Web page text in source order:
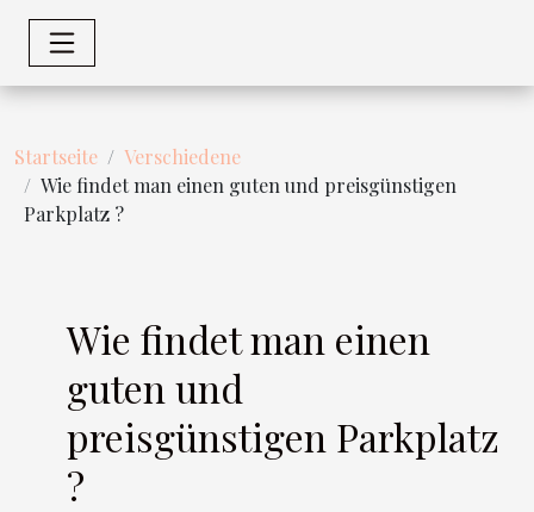
Startseite
Verschiedene
Wie findet man einen guten und preisgünstigen
Parkplatz ?
Wie findet man einen
guten und
preisgünstigen Parkplatz
?